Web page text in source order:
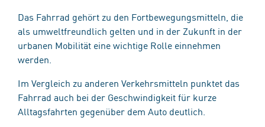
Das Fahrrad gehört zu den Fortbewegungsmitteln, die
als umweltfreundlich gelten und in der Zukunft in der
urbanen Mobilität eine wichtige Rolle einnehmen
werden.
Im Vergleich zu anderen Verkehrsmitteln punktet das
Fahrrad auch bei der Geschwindigkeit für kurze
Alltagsfahrten gegenüber dem Auto deutlich.